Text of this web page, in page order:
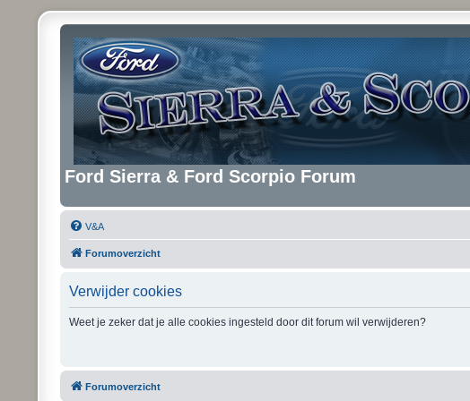
Ford Sierra & Ford Scorpio Forum
V&A
Forumoverzicht
Verwijder cookies
Weet je zeker dat je alle cookies ingesteld door dit forum wil verwijderen?
Forumoverzicht